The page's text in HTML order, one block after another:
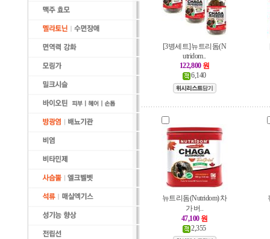
[3병세트]뉴트리돔(N
utridom..
122,800 원
6,140
뉴트리돔(Nutridom) 차
가 버..
47,100 원
2,355